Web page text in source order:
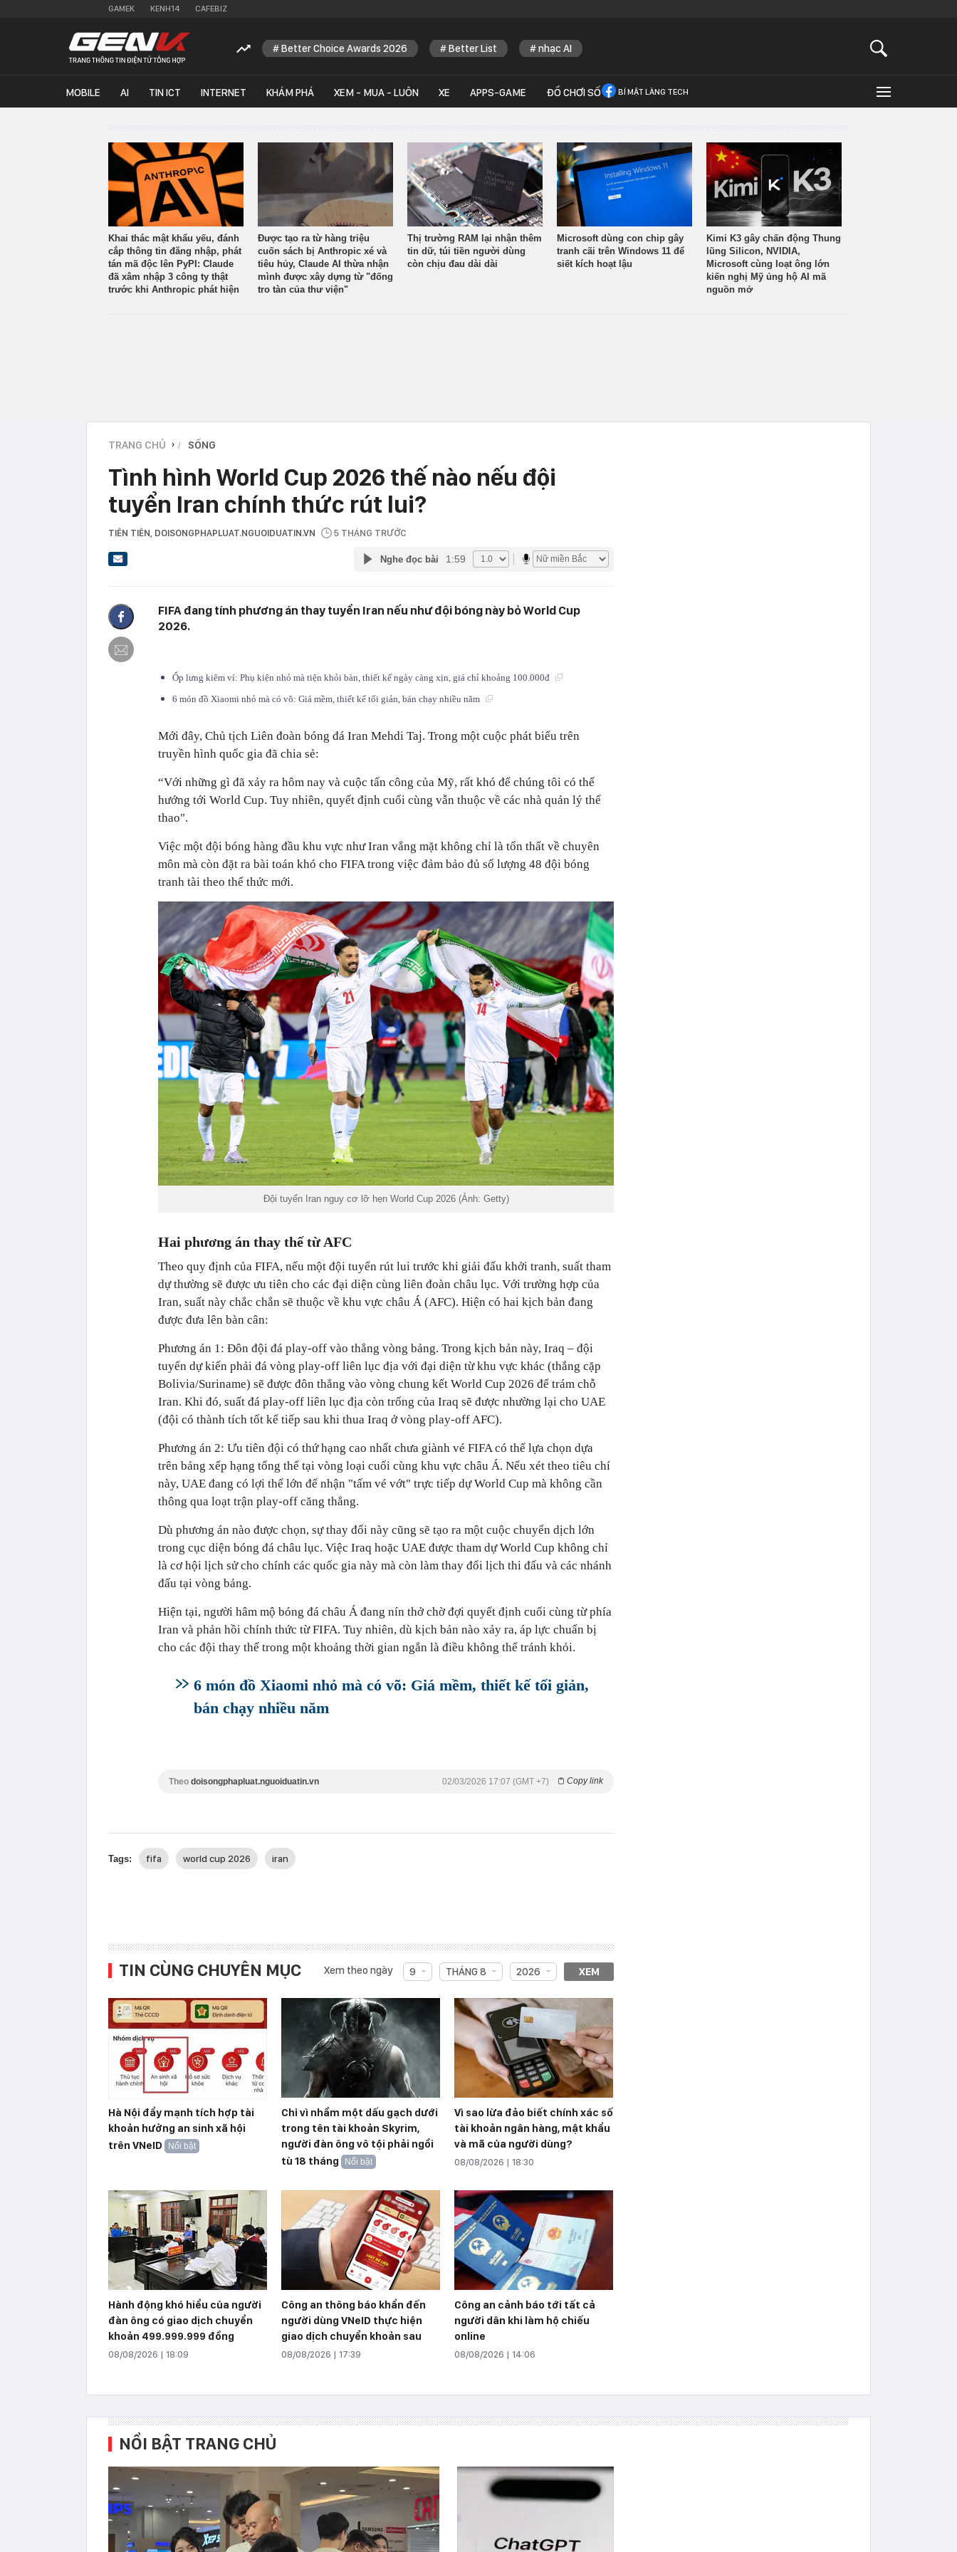
GAMEK KENH14 CAFEBIZ
Better Choice Awards 2026 Better List nhạc AI
MOBILE AI TIN ICT INTERNET KHÁM PHÁ XEM - MUA - LUÔN XE APPS-GAME ĐỒ CHƠI SỐ BÍ MẬT LÀNG TECH
Khai thác mật khẩu yếu, đánh
cắp thông tin đăng nhập, phát
tán mã độc lên PyPI: Claude
đã xâm nhập 3 công ty thật
trước khi Anthropic phát hiện
Được tạo ra từ hàng triệu
cuốn sách bị Anthropic xé và
tiêu hủy, Claude AI thừa nhận
mình được xây dựng từ "đống
tro tàn của thư viện"
Thị trường RAM lại nhận thêm
tin dữ, túi tiền người dùng
còn chịu đau dài dài
Microsoft dùng con chip gây
tranh cãi trên Windows 11 để
siết kích hoạt lậu
Kimi K3 gây chấn động Thung
lũng Silicon, NVIDIA,
Microsoft cùng loạt ông lớn
kiến nghị Mỹ ủng hộ AI mã
nguồn mở
TRANG CHỦ › SỐNG
Tình hình World Cup 2026 thế nào nếu đội
tuyển Iran chính thức rút lui?
TIÊN TIÊN , DOISONGPHAPLUAT.NGUOIDUATIN.VN 5 THÁNG TRƯỚC
Nghe đọc bài 1:59
FIFA đang tính phương án thay tuyển Iran nếu như đội bóng này bỏ World Cup
2026.
Ốp lưng kiêm ví: Phụ kiện nhỏ mà tiện khỏi bàn, thiết kế ngày càng xịn, giá chỉ khoảng 100.000đ
6 món đồ Xiaomi nhỏ mà có võ: Giá mềm, thiết kế tối giản, bán chạy nhiều năm
Mới đây, Chủ tịch Liên đoàn bóng đá Iran Mehdi Taj. Trong một cuộc phát biểu trên
truyền hình quốc gia đã chia sẻ:
“Với những gì đã xảy ra hôm nay và cuộc tấn công của Mỹ, rất khó để chúng tôi có thể
hướng tới World Cup. Tuy nhiên, quyết định cuối cùng vẫn thuộc về các nhà quản lý thể
thao".
Việc một đội bóng hàng đầu khu vực như Iran vắng mặt không chỉ là tổn thất về chuyên
môn mà còn đặt ra bài toán khó cho FIFA trong việc đảm bảo đủ số lượng 48 đội bóng
tranh tài theo thể thức mới.
Đội tuyển Iran nguy cơ lỡ hẹn World Cup 2026 (Ảnh: Getty)
Hai phương án thay thế từ AFC
Theo quy định của FIFA, nếu một đội tuyển rút lui trước khi giải đấu khởi tranh, suất tham
dự thường sẽ được ưu tiên cho các đại diện cùng liên đoàn châu lục. Với trường hợp của
Iran, suất này chắc chắn sẽ thuộc về khu vực châu Á (AFC). Hiện có hai kịch bản đang
được đưa lên bàn cân:
Phương án 1: Đôn đội đá play-off vào thẳng vòng bảng. Trong kịch bản này, Iraq – đội
tuyển dự kiến phải đá vòng play-off liên lục địa với đại diện từ khu vực khác (thắng cặp
Bolivia/Suriname) sẽ được đôn thẳng vào vòng chung kết World Cup 2026 để trám chỗ
Iran. Khi đó, suất đá play-off liên lục địa còn trống của Iraq sẽ được nhường lại cho UAE
(đội có thành tích tốt kế tiếp sau khi thua Iraq ở vòng play-off AFC).
Phương án 2: Ưu tiên đội có thứ hạng cao nhất chưa giành vé FIFA có thể lựa chọn dựa
trên bảng xếp hạng tổng thể tại vòng loại cuối cùng khu vực châu Á. Nếu xét theo tiêu chí
này, UAE đang có lợi thế lớn để nhận "tấm vé vớt" trực tiếp dự World Cup mà không cần
thông qua loạt trận play-off căng thẳng.
Dù phương án nào được chọn, sự thay đổi này cũng sẽ tạo ra một cuộc chuyển dịch lớn
trong cục diện bóng đá châu lục. Việc Iraq hoặc UAE được tham dự World Cup không chỉ
là cơ hội lịch sử cho chính các quốc gia này mà còn làm thay đổi lịch thi đấu và các nhánh
đấu tại vòng bảng.
Hiện tại, người hâm mộ bóng đá châu Á đang nín thở chờ đợi quyết định cuối cùng từ phía
Iran và phản hồi chính thức từ FIFA. Tuy nhiên, dù kịch bản nào xảy ra, áp lực chuẩn bị
cho các đội thay thế trong một khoảng thời gian ngắn là điều không thể tránh khỏi.
6 món đồ Xiaomi nhỏ mà có võ: Giá mềm, thiết kế tối giản,
bán chạy nhiều năm
Theo doisongphapluat.nguoiduatin.vn Copy link
02/03/2026 17:07 (GMT +7)
Tags: fifa world cup 2026 iran
TIN CÙNG CHUYÊN MỤC Xem theo ngày 9 THÁNG 8 2026 XEM
Hà Nội đẩy mạnh tích hợp tài
khoản hưởng an sinh xã hội
trên VNeID
Nổi bật
Chỉ vì nhầm một dấu gạch dưới
trong tên tài khoản Skyrim,
người đàn ông vô tội phải ngồi
tù 18 tháng
Nổi bật
Vì sao lừa đảo biết chính xác số
tài khoản ngân hàng, mật khẩu
và mã của người dùng?
08/08/2026 | 18:30
Hành động khó hiểu của người
đàn ông có giao dịch chuyển
khoản 499.999.999 đồng
08/08/2026 | 18:09
Công an thông báo khẩn đến
người dùng VNeID thực hiện
giao dịch chuyển khoản sau
08/08/2026 | 17:39
Công an cảnh báo tới tất cả
người dân khi làm hộ chiếu
online
08/08/2026 | 14:06
NỔI BẬT TRANG CHỦ